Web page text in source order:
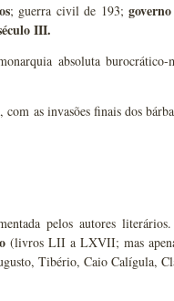
; guerra civil de 193;
III.
absoluta
, com as invasões finais dos
pelos autores
(livros LII a LXVII; mas
Tibério, Caio Calígula,